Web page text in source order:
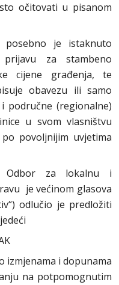
očitovati u pisanom
posebno je istaknuto
za stambeno
cijene građenja, te
obavezu ili samo
područne (regionalne)
u svom vlasništvu
povoljnijim uvjetima
Odbor za lokalnu i
je većinom glasova
odlučio je predložiti
izmjenama i dopunama
na potpomognutim